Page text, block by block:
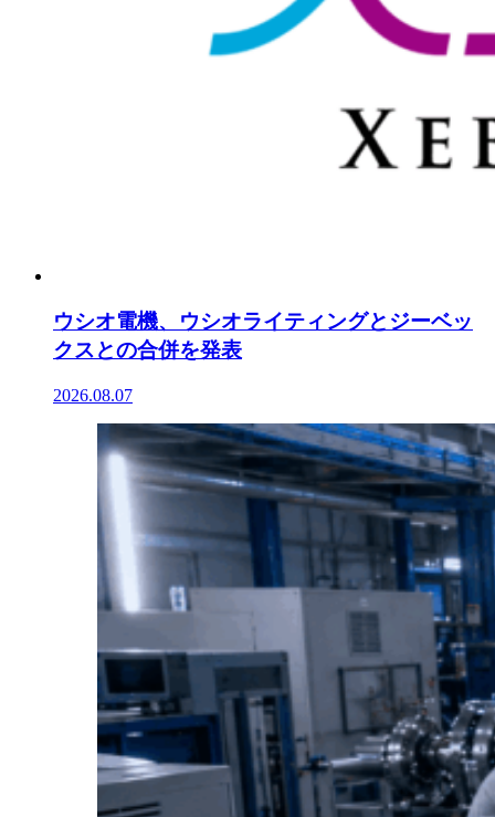
ウシオ電機、ウシオライティングとジーベッ
クスとの合併を発表
2026.08.07